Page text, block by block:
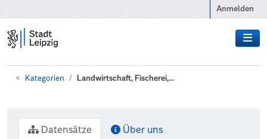
Anmelden
Kategorien Landwirtschaft, Fischerei,...
Datensätze Über uns